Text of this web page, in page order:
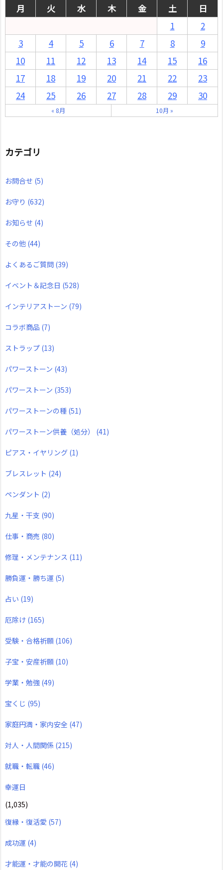
月 火 水 木 金 土
日
1
2
3
4 5 6 7 8
9
10
11 12 13 14 15
16
17
18 19 20 21 22
23
24
25 26 27 28 29 30
« 8月 10月 »
カテゴリ
お問合せ (5)
お守り (632)
お知らせ (4)
その他 (44)
よくあるご質問 (39)
イベント＆記念日 (528)
インテリアストーン (79)
コラボ商品 (7)
ストラップ (13)
パワーストーン (43)
パワーストーン (353)
パワーストーンの種 (51)
パワーストーン供養（処分） (41)
ピアス・イヤリング (1)
ブレスレット (24)
ペンダント (2)
九星・干支 (90)
仕事・商売 (80)
修理・メンテナンス (11)
勝負運・勝ち運 (5)
占い (19)
厄除け (165)
受験・合格祈願 (106)
子宝・安産祈願 (10)
学業・勉強 (49)
宝くじ (95)
家庭円満・家内安全 (47)
対人・人間関係 (215)
就職・転職 (46)
幸運日
(1,035)
復縁・復活愛 (57)
成功運 (4)
才能運・才能の開花 (4)